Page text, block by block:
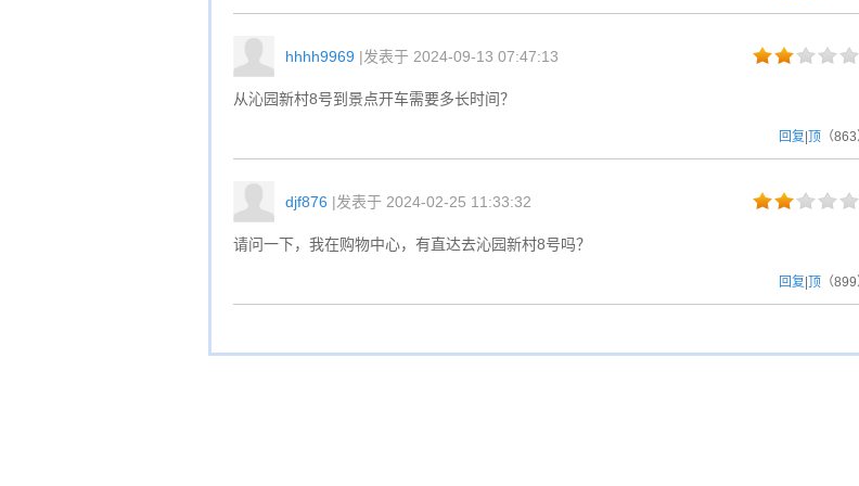
hhhh9969 |发表于 2024-09-13 07:47:13
从沁园新村8号到景点开车需要多长时间？
回复 顶 （863
djf876 |发表于 2024-02-25 11:33:32
请问一下，我在购物中心，有直达去沁园新村8号吗？
回复 顶 （899